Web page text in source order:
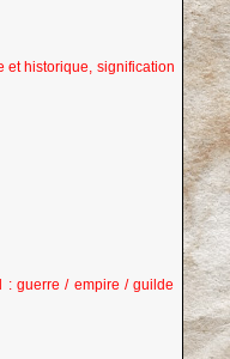
et historique, signification
: guerre / empire / guilde